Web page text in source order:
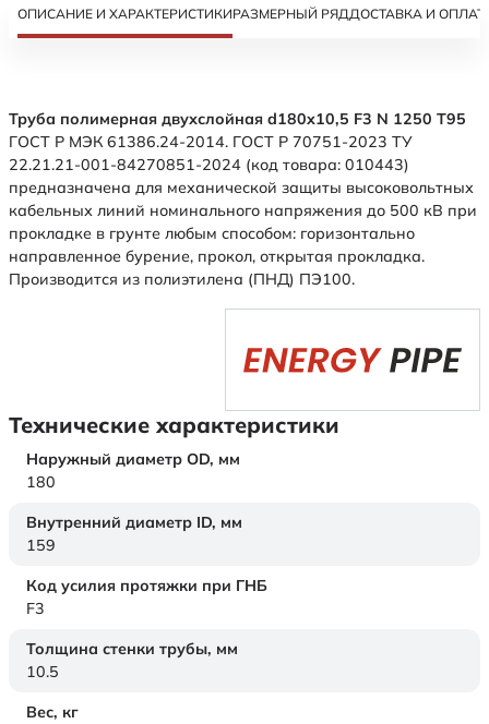
ОПИСАНИЕ И ХАРАКТЕРИСТИКИРАЗМЕРНЫЙ РЯДДОСТАВКА И
Труба полимерная двухслойная d180x10,5 F3 N 1250 Т95
ГОСТ Р МЭК 61386.24-2014. ГОСТ Р 70751-2023 ТУ
22.21.21-001-84270851-2024 (код товара: 010443)
предназначена для механической защиты высоковольтных
кабельных линий номинального напряжения до 500 кВ при
прокладке в грунте любым способом: горизонтально
направленное бурение, прокол, открытая прокладка.
Производится из полиэтилена (ПНД) ПЭ100.
Технические характеристики
Наружный диаметр OD, мм
180
Внутренний диаметр ID, мм
159
Код усилия протяжки при ГНБ
F3
Толщина стенки трубы, мм
10.5
Вес, кг